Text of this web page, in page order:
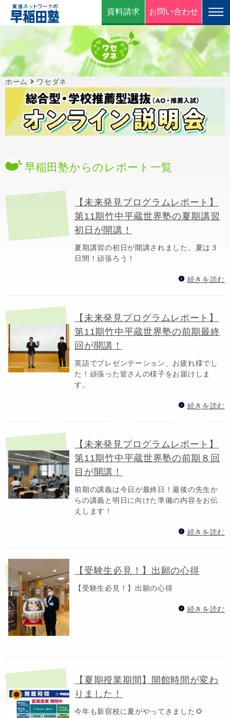
資料請求 お問い合わせ
ホーム ワセダネ
早稲田塾からのレポート一覧
【未来発見プログラムレポート】
第11期竹中平蔵世界塾の夏期講習
初日が開講！
夏期講習の初日が開講されました。夏は３
日間！頑張ろう！
続きを読む
【未来発見プログラムレポート】
第11期竹中平蔵世界塾の前期最終
回が開講！
英語でプレゼンテーション、お疲れ様でし
た！頑張った皆さんの様子をお届けしま
す。
続きを読む
【未来発見プログラムレポート】
第11期竹中平蔵世界塾の前期８回
目が開講！
前期の講義は今日が最終日！最後の先生か
らの講義と明日に向けた準備の内容をお伝
えします！
続きを読む
【受験生必見！】出願の心得
【受験生必見！】出願の心得
続きを読む
【夏期授業期間】開館時間が変わ
りました！
今年も新宿校に夏がやってきました🌻